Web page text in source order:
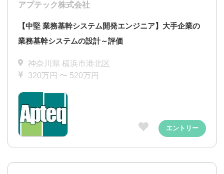
アプテック株式会社
【中堅 業務基幹システム開発エンジニア】大手企業の
業務基幹システムの設計～評価
神奈川県 横浜市港北区
320万円 〜 520万円
エントリー